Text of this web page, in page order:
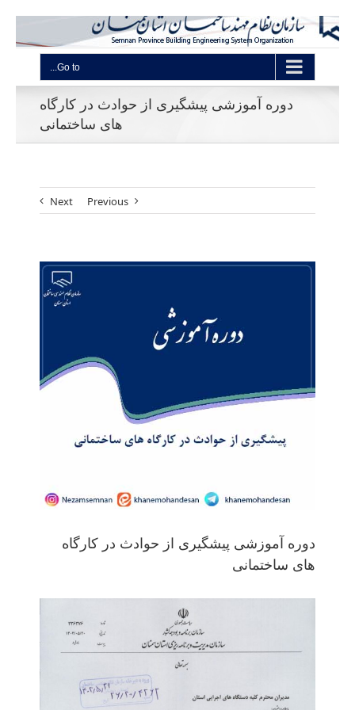
Go to...
دوره آموزشی پیشگیری از حوادث در کارگاه
های ساختمانی
Previous
Next
View
دوره آموزشی پیشگیری از حوادث در کارگاه
های ساختمانی